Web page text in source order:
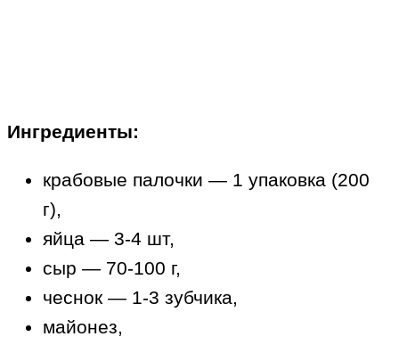
Ингредиенты:
крабовые палочки — 1 упаковка (200
г),
яйца — 3-4 шт,
сыр — 70-100 г,
чеснок — 1-3 зубчика,
майонез,